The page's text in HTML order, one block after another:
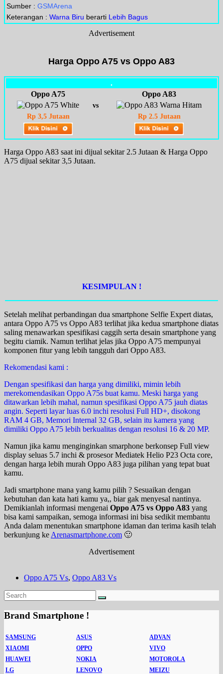
Sumber : GSMArena
Keterangan : Warna Biru berarti Lebih Bagus
Advertisement
Harga Oppo A75 vs Oppo A83
.
Oppo A75
Oppo A83
vs
Rp 3,5 Jutaan
Rp 2.5 Jutaan
Harga Oppo A83 saat ini dijual sekitar 2.5 Jutaan & Harga Oppo
A75 dijual sekitar 3,5 Jutaan.
KESIMPULAN !
Setelah melihat perbandingan dua smartphone Selfie Expert diatas,
antara Oppo A75 vs Oppo A83 terlihat jika kedua smartphone diatas
saling menawarkan spesifikasi caggih serta desain smartphone yang
begitu ciamik. Namun terlihat jelas jika Oppo A75 mempunyai
komponen fitur yang lebih tangguh dari Oppo A83.
Rekomendasi kami :
Dengan spesifikasi dan harga yang dimiliki, mimin lebih
merekomendasikan Oppo A75s buat kamu. Meski harga yang
ditawarkan lebih mahal, namun spesifikasi Oppo A75 jauh diatas
angin. Seperti layar luas 6.0 inchi resolusi Full HD+, disokong
RAM 4 GB, Memori Internal 32 GB, selain itu kamera yang
dimiliki Oppo A75 lebih berkualitas dengan resolusi 16 & 20 MP.
Namun jika kamu menginginkan smarphone berkonsep Full view
display seluas 5.7 inchi & prosesor Mediatek Helio P23 Octa core,
dengan harga lebih murah Oppo A83 juga pilihan yang tepat buat
kamu.
Jadi smartphone mana yang kamu pilih ? Sesuaikan dengan
kebutuhan dan kata hati kamu ya,, biar gak menyesal nantinya.
Demikianlah informasi mengenai Oppo A75 vs Oppo A83 yang
bisa kami sampaikan, semoga informasi ini bisa sedikit membantu
Anda dalam menentukan smartphone idaman dan terima kasih telah
berkunjung ke Arenasmartphone.com 🙂
Advertisement
Oppo A75 Vs, Oppo A83 Vs
Brand Smartphone !
SAMSUNG ASUS
ADVAN
XIAOMI
OPPO
VIVO
HUAWEI
NOKIA
MOTOROLA
LG
LENOVO
MEIZU